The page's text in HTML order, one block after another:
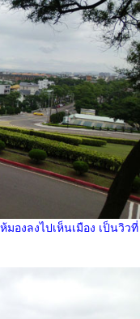
องลงไปเห็นเมือง เป็นวิวที่